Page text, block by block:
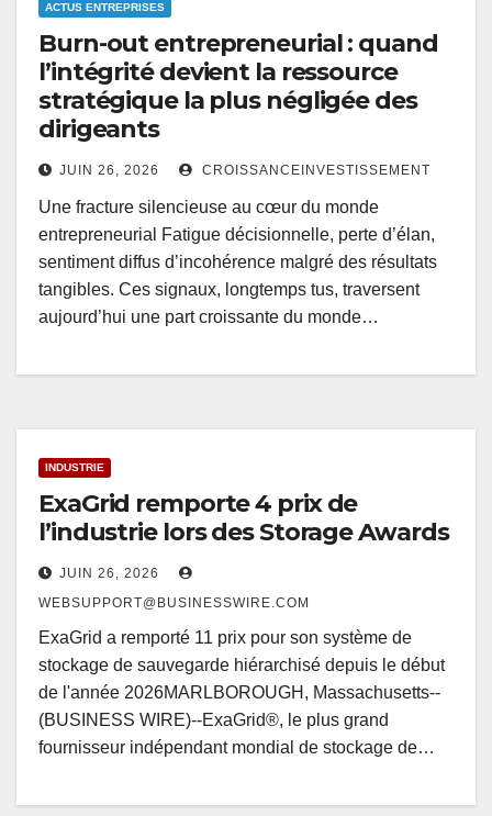
ACTUS ENTREPRISES
Burn-out entrepreneurial : quand
l’intégrité devient la ressource
stratégique la plus négligée des
dirigeants
JUIN 26, 2026 CROISSANCEINVESTISSEMENT
Une fracture silencieuse au cœur du monde
entrepreneurial Fatigue décisionnelle, perte d’élan,
sentiment diffus d’incohérence malgré des résultats
tangibles. Ces signaux, longtemps tus, traversent
aujourd’hui une part croissante du monde…
INDUSTRIE
ExaGrid remporte 4 prix de
l’industrie lors des Storage Awards
JUIN 26, 2026
WEBSUPPORT@BUSINESSWIRE.COM
ExaGrid a remporté 11 prix pour son système de
stockage de sauvegarde hiérarchisé depuis le début
de l'année 2026MARLBOROUGH, Massachusetts--
(BUSINESS WIRE)--ExaGrid®, le plus grand
fournisseur indépendant mondial de stockage de…